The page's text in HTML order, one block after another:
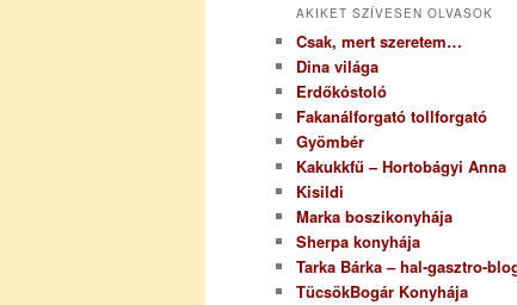
AKIKET SZÍVESEN OLVASOK
Csak, mert szeretem…
Dina világa
Erdőkóstoló
Fakanálforgató tollforgató
Gyömbér
Kakukkfű – Hortobágyi Anna
Kisildi
Marka boszikonyhája
Sherpa konyhája
Tarka Bárka – hal-gasztro-
TücsökBogár Konyhája